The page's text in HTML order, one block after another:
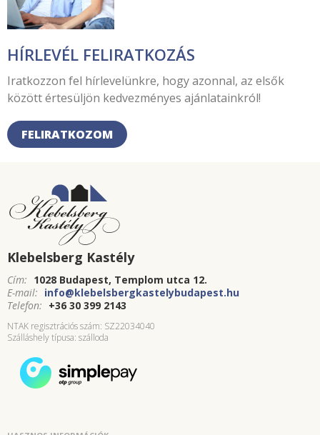
HÍRLEVÉL FELIRATKOZÁS
Iratkozzon fel hírlevelünkre, hogy azonnal, az elsők
között értesüljön kedvezményes ajánlatainkról!
FELIRATKOZOM
Klebelsberg Kastély
Cím: 1028 Budapest, Templom utca 12.
E-mail: info@klebelsbergkastelybudapest.hu
Telefon: +36 30 399 2143
NTAK regisztrációs szám: SZ22034040
Szálláshely típusa: szálloda